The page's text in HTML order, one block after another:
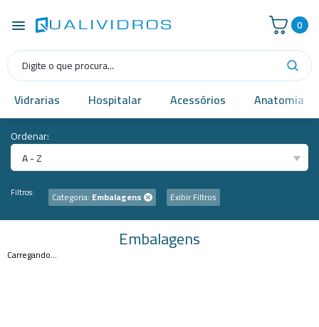
0
Vidrarias Hospitalar Acessórios Anatomia
Ordenar:
A - Z
Filtros: Categoria: Embalagens Exibir Filtros
Embalagens
Carregando...